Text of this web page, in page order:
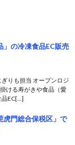
」の冷凍食品EC販売
りも担当 オープンロジ
ける寿がきや食品（愛
品EC[…]
虎門総合保税区」で